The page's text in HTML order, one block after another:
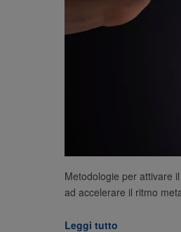
Metodologie per attivare
ad accelerare il ritmo
Leggi tutto